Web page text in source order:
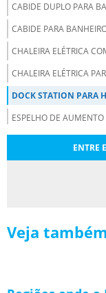
CABIDE DUPLO PARA
CABIDE PARA
CHALEIRA ELÉTRICA
CHALEIRA ELÉTRICA
DOCK STATION PARA
ESPELHO DE
FABRICA DE ESPELHO
FORNECEDORES DE
ENTRE
Veja